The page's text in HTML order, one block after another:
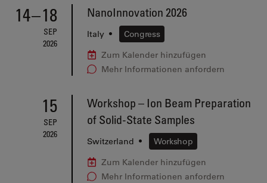
14–18
SEP
2026
NanoInnovation 2026
Italy •
Congress
Zum Kalender hinzufügen
Mehr Informationen anfordern
15
SEP
2026
Workshop – Ion Beam Preparation
of Solid-State Samples
Switzerland •
Workshop
Zum Kalender hinzufügen
Mehr Informationen anfordern